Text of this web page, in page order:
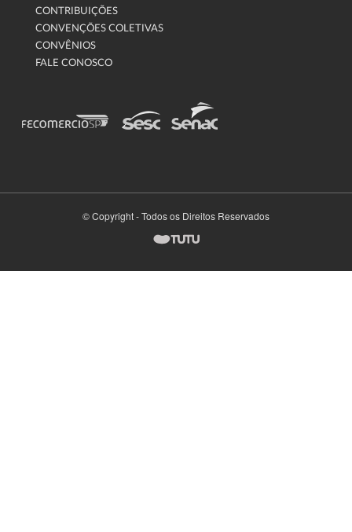
CONTRIBUIÇÕES
CONVENÇÕES COLETIVAS
CONVÊNIOS
FALE CONOSCO
© Copyright - Todos os Direitos Reservados